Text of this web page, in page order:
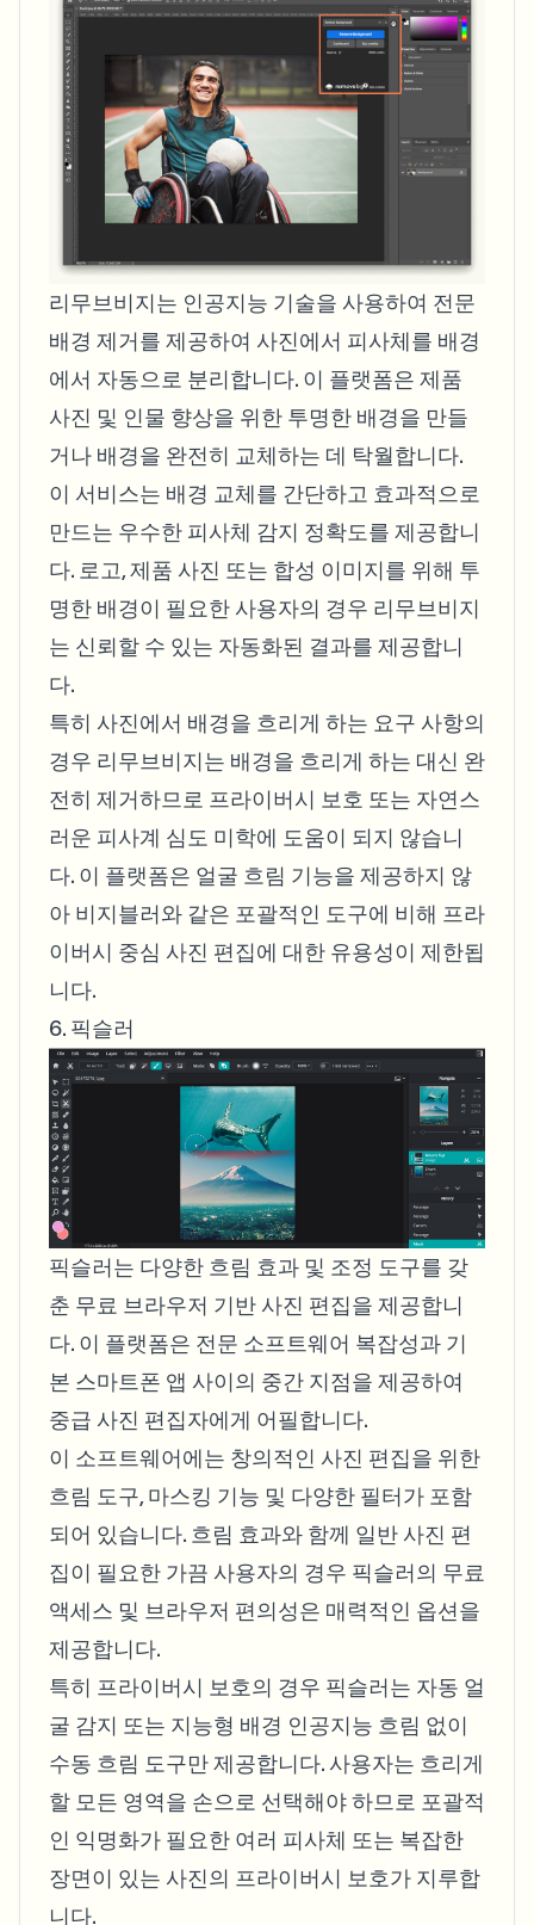
리무브비지는 인공지능 기술을 사용하여 전문
배경 제거를 제공하여 사진에서 피사체를 배경
에서 자동으로 분리합니다. 이 플랫폼은 제품
사진 및 인물 향상을 위한 투명한 배경을 만들
거나 배경을 완전히 교체하는 데 탁월합니다.
이 서비스는 배경 교체를 간단하고 효과적으로
만드는 우수한 피사체 감지 정확도를 제공합니
다. 로고, 제품 사진 또는 합성 이미지를 위해 투
명한 배경이 필요한 사용자의 경우 리무브비지
는 신뢰할 수 있는 자동화된 결과를 제공합니
다.
특히 사진에서 배경을 흐리게 하는 요구 사항의
경우 리무브비지는 배경을 흐리게 하는 대신 완
전히 제거하므로 프라이버시 보호 또는 자연스
러운 피사계 심도 미학에 도움이 되지 않습니
다. 이 플랫폼은 얼굴 흐림 기능을 제공하지 않
아 비지블러와 같은 포괄적인 도구에 비해 프라
이버시 중심 사진 편집에 대한 유용성이 제한됩
니다.
6. 픽슬러
픽슬러는 다양한 흐림 효과 및 조정 도구를 갖
춘 무료 브라우저 기반 사진 편집을 제공합니
다. 이 플랫폼은 전문 소프트웨어 복잡성과 기
본 스마트폰 앱 사이의 중간 지점을 제공하여
중급 사진 편집자에게 어필합니다.
이 소프트웨어에는 창의적인 사진 편집을 위한
흐림 도구, 마스킹 기능 및 다양한 필터가 포함
되어 있습니다. 흐림 효과와 함께 일반 사진 편
집이 필요한 가끔 사용자의 경우 픽슬러의 무료
액세스 및 브라우저 편의성은 매력적인 옵션을
제공합니다.
특히 프라이버시 보호의 경우 픽슬러는 자동 얼
굴 감지 또는 지능형 배경 인공지능 흐림 없이
수동 흐림 도구만 제공합니다. 사용자는 흐리게
할 모든 영역을 손으로 선택해야 하므로 포괄적
인 익명화가 필요한 여러 피사체 또는 복잡한
장면이 있는 사진의 프라이버시 보호가 지루합
니다.